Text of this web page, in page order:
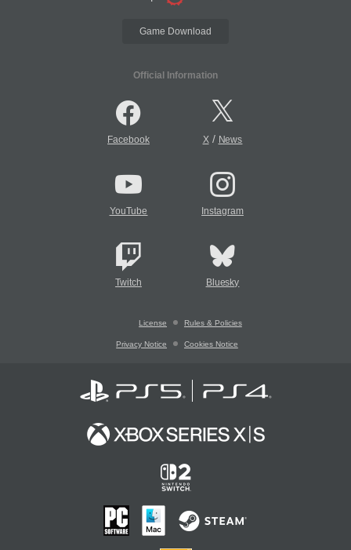
Game Download
Official Information
Facebook X/ News
YouTube Instagram
Twitch Bluesky
License Rules & Policies
Privacy Notice Cookies Notice